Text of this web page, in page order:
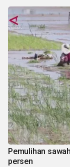
Pemulihan
persen